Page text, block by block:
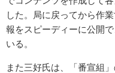
した。局に戻ってから作
報をスピーディーに公開
いる。
また三好氏は、「番宣組